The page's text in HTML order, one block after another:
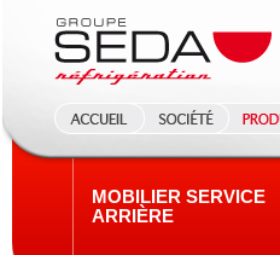
MOBILIER SERVICE
ARRIÈRE